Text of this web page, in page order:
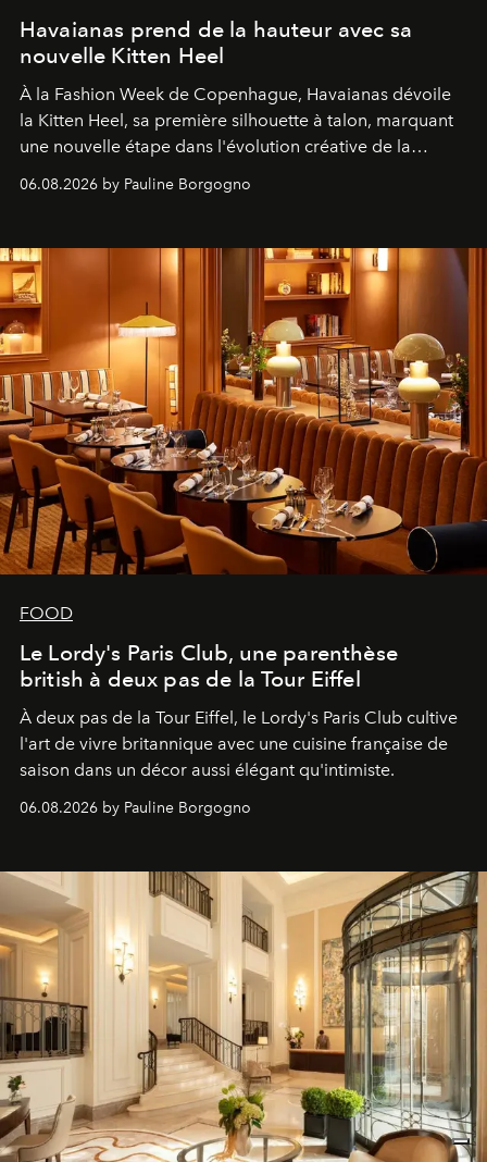
Havaianas prend de la hauteur avec sa
nouvelle Kitten Heel
À la Fashion Week de Copenhague, Havaianas dévoile
la Kitten Heel, sa première silhouette à talon, marquant
une nouvelle étape dans l'évolution créative de la
06.08.2026 by Pauline Borgogno
FOOD
Le Lordy's Paris Club, une parenthèse
british à deux pas de la Tour Eiffel
À deux pas de la Tour Eiffel, le Lordy's Paris Club cultive
l'art de vivre britannique avec une cuisine française de
saison dans un décor aussi élégant qu'intimiste.
06.08.2026 by Pauline Borgogno